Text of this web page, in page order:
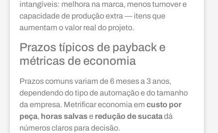
intangíveis: melhora na marca, menos turnover e
capacidade de produção extra — itens que
aumentam o valor real do projeto.
Prazos típicos de payback e
métricas de economia
Prazos comuns variam de 6 meses a 3 anos,
dependendo do tipo de automação e do tamanho
da empresa. Metrificar economia em custo por
peça, horas salvase redução de sucatadá
números claros para decisão.